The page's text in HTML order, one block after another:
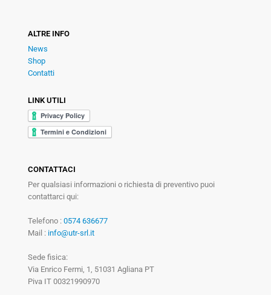
ALTRE INFO
News
Shop
Contatti
LINK UTILI
CONTATTACI
Per qualsiasi informazioni o richiesta di preventivo puoi
contattarci qui:
Telefono : 0574 636677
Mail : info@utr-srl.it
Sede fisica:
Via Enrico Fermi, 1, 51031 Agliana PT
Piva IT 00321990970